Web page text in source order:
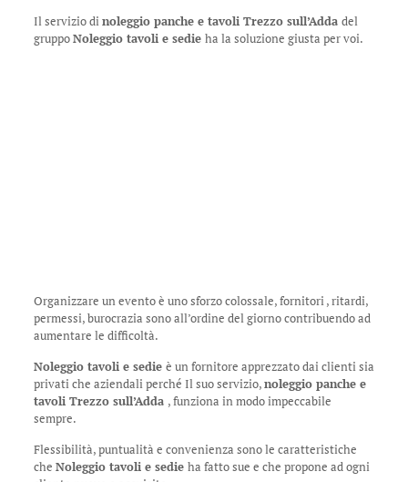
Il servizio dinoleggio panche e tavoli Trezzo sull’Adda del
gruppoNoleggio tavoli e sedie ha la soluzione giusta per voi.
Organizzare un evento è uno sforzo colossale, fornitori , ritardi,
permessi, burocrazia sono all’ordine del giorno contribuendo ad
aumentare le difficoltà.
Noleggio tavoli e sedie è un fornitore apprezzato dai clienti sia
privati che aziendali perché Il suo servizio,noleggio panche e
tavoli Trezzo sull’Adda , funziona in modo impeccabile
sempre.
Flessibilità, puntualità e convenienza sono le caratteristiche
che Noleggio tavoli e sedie ha fatto sue e che propone ad ogni